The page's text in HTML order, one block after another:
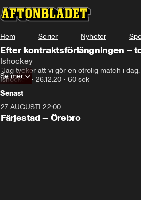
Hem Serier Nyheter
Efter kontraktsförlängningen –
Ishockey
”Jag tycker att vi gör en otrolig match i
Ishockey• 26.12.20 • 60 sek
Se mer
Senast
Plus
27 AUGUSTI 22:00
Färjestad – Örebro